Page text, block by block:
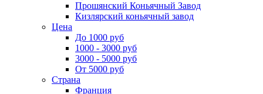
Прошянский Коньячный Завод
Кизлярский коньячный завод
Цена
До 1000 руб
1000 - 3000 руб
3000 - 5000 руб
От 5000 руб
Страна
Франция